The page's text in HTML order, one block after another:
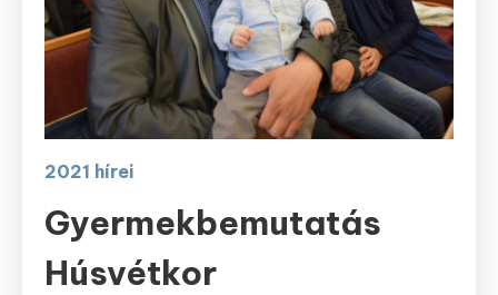
2021 hírei
Gyermekbemutatás
Húsvétkor